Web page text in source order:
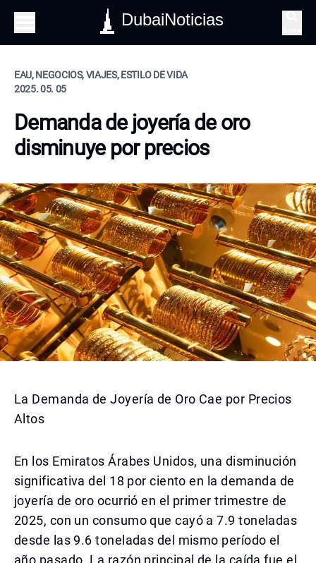
DubaiNoticias
EAU, NEGOCIOS, VIAJES, ESTILO DE VIDA
2025. 05. 05
Demanda de joyería de oro
disminuye por precios
La Demanda de Joyería de Oro Cae por Precios
Altos
En los Emiratos Árabes Unidos, una disminución
significativa del 18 por ciento en la demanda de
joyería de oro ocurrió en el primer trimestre de
2025, con un consumo que cayó a 7.9 toneladas
desde las 9.6 toneladas del mismo período el
año pasado. La razón principal de la caída fue el